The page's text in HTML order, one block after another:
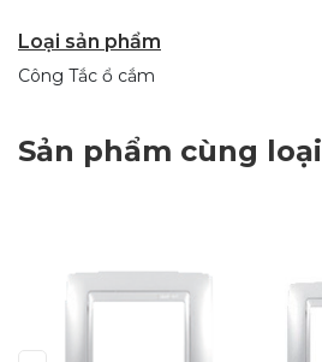
Loại sản phẩm
Công Tắc ổ cắm
Sản phẩm cùng loại